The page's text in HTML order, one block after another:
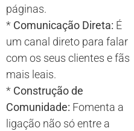
páginas.
* Comunicação Direta: É
um canal direto para falar
com os seus clientes e fãs
mais leais.
* Construção de
Comunidade: Fomenta a
ligação não só entre a